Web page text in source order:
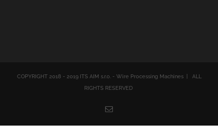
COPYRIGHT 2018 - 2019 ITS AIM s.r.o. - Wire Processing Machines | ALL
RIGHTS RESERVED
Email